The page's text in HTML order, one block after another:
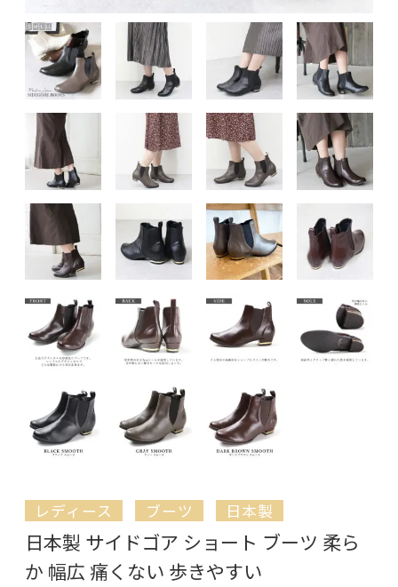
レディース ブーツ 日本製
日本製 サイドゴア ショート ブーツ 柔ら
か 幅広 痛くない 歩きやすい